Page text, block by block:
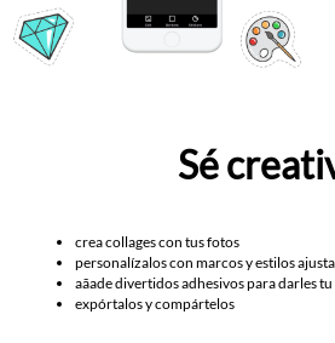
Sé
crea collages con tus fotos
personalízalos con marcos y estilos
aãade divertidos adhesivos para darles
expórtalos y compártelos